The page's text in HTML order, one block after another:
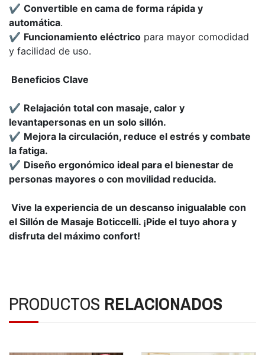
✔️ Convertible en cama de forma rápida y
automática.
✔️ Funcionamiento eléctrico para mayor comodidad
y facilidad de uso.
Beneficios Clave
✔️ Relajación total con masaje, calor y
levantapersonas en un solo sillón.
✔️ Mejora la circulación, reduce el estrés y combate
la fatiga.
✔️ Diseño ergonómico ideal para el bienestar de
personas mayores o con movilidad reducida.
Vive la experiencia de un descanso inigualable con
el Sillón de Masaje Boticcelli. ¡Pide el tuyo ahora y
disfruta del máximo confort!
PRODUCTOS RELACIONADOS